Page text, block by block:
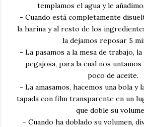
templamos el agua y le
- Cuando está completamente
la harina y al resto de los
la dejamos reposar 5
- La pasamos a la mesa de trabajo,
pegajosa, para la cual nos untamos
poco de aceite.
- La amasamos, hacemos una bola y
tapada con film transparente en un
que doble su
- Cuando ha doblado su volumen,